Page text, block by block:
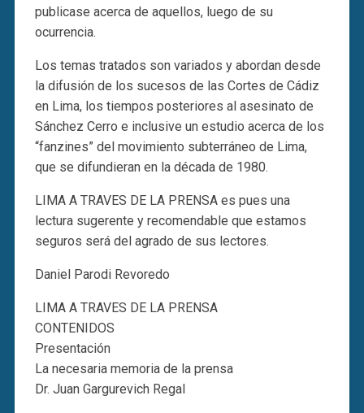
publicase acerca de aquellos, luego de su
ocurrencia.
Los temas tratados son variados y abordan desde
la difusión de los sucesos de las Cortes de Cádiz
en Lima, los tiempos posteriores al asesinato de
Sánchez Cerro e inclusive un estudio acerca de los
“fanzines” del movimiento subterráneo de Lima,
que se difundieran en la década de 1980.
LIMA A TRAVES DE LA PRENSA es pues una
lectura sugerente y recomendable que estamos
seguros será del agrado de sus lectores.
Daniel Parodi Revoredo
LIMA A TRAVES DE LA PRENSA
CONTENIDOS
Presentación
La necesaria memoria de la prensa
Dr. Juan Gargurevich Regal